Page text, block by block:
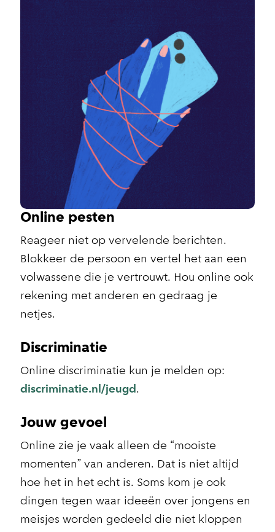
Online pesten
Reageer niet op vervelende berichten.
Blokkeer de persoon en vertel het aan een
volwassene die je vertrouwt. Hou online ook
rekening met anderen en gedraag je
netjes.
Discriminatie
Online discriminatie kun je melden op:
discriminatie.nl/jeugd.
Jouw gevoel
Online zie je vaak alleen de “mooiste
momenten” van anderen. Dat is niet altijd
hoe het in het echt is. Soms kom je ook
dingen tegen waar ideeën over jongens en
meisjes worden gedeeld die niet kloppen